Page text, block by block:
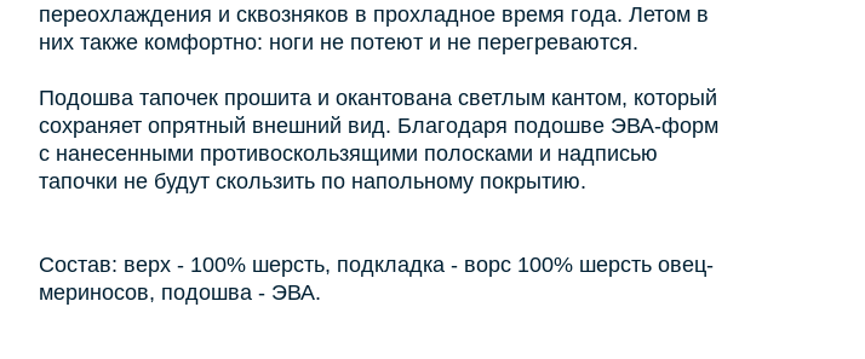
переохлаждения и сквозняков в прохладное время года. Летом в
них также комфортно: ноги не потеют и не перегреваются.
Подошва тапочек прошита и окантована светлым кантом, который
сохраняет опрятный внешний вид. Благодаря подошве ЭВА-форм
с нанесенными противоскользящими полосками и надписью
тапочки не будут скользить по напольному покрытию.
Состав: верх - 100% шерсть, подкладка - ворс 100% шерсть овец-
мериносов, подошва - ЭВА.